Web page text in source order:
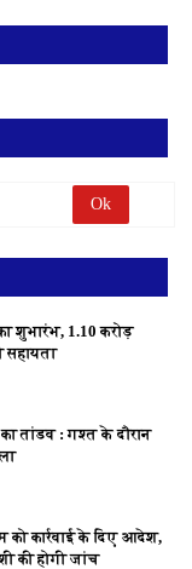
शुभारंभ, 1.10 करोड़
सहायता
तांडव : गश्त के दौरान
कार्रवाई के दिए आदेश,
की होगी जांच